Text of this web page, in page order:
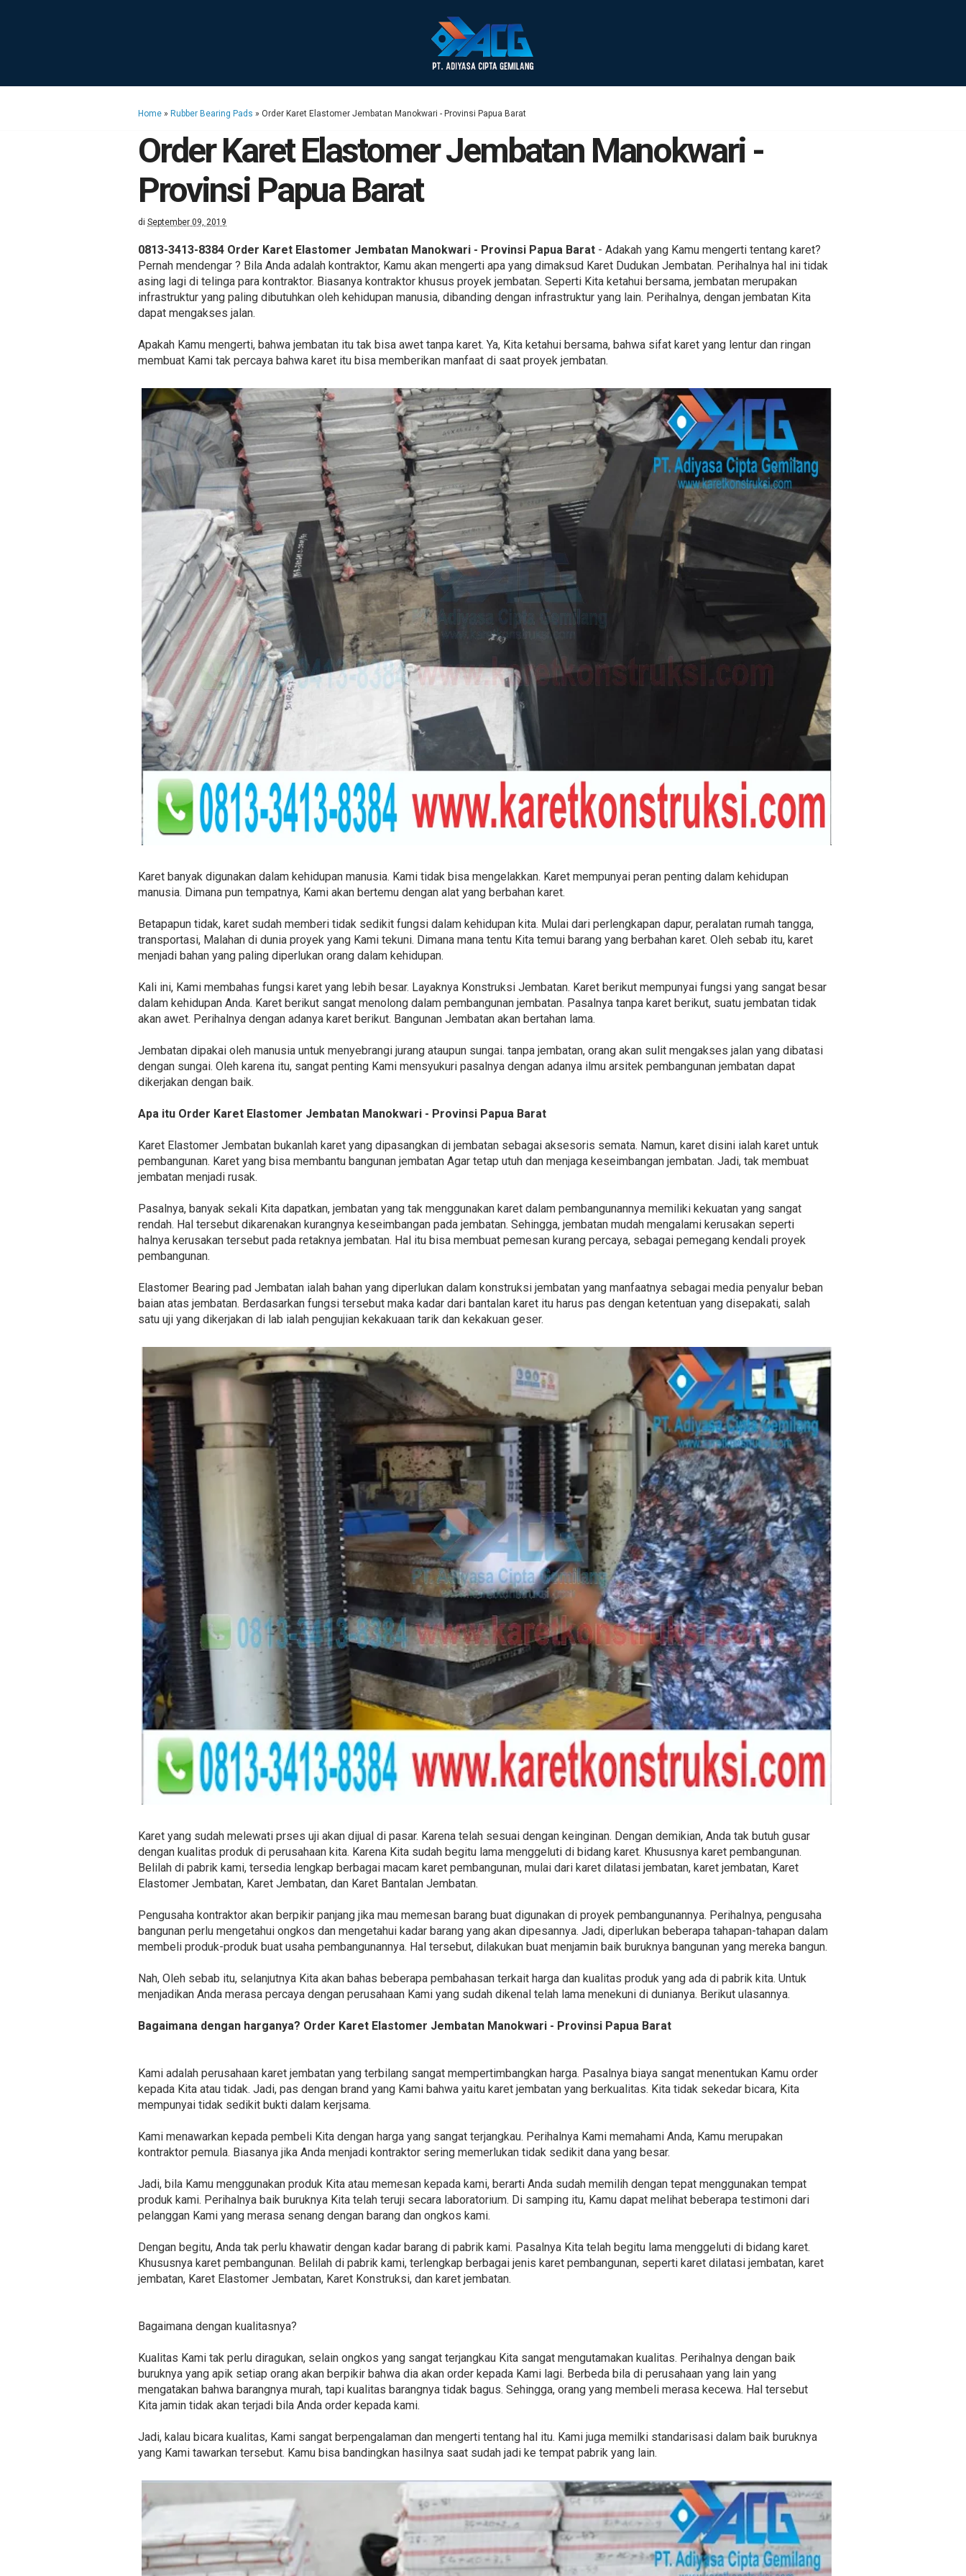
Home » Rubber Bearing Pads » Order Karet Elastomer Jembatan Manokwari - Provinsi Papua Barat
Order Karet Elastomer Jembatan Manokwari -
Provinsi Papua Barat
di September 09, 2019
0813-3413-8384 Order Karet Elastomer Jembatan Manokwari - Provinsi Papua Barat - Adakah yang Kamu mengerti tentang karet?
Pernah mendengar ? Bila Anda adalah kontraktor, Kamu akan mengerti apa yang dimaksud Karet Dudukan Jembatan. Perihalnya hal ini tidak
asing lagi di telinga para kontraktor. Biasanya kontraktor khusus proyek jembatan. Seperti Kita ketahui bersama, jembatan merupakan
infrastruktur yang paling dibutuhkan oleh kehidupan manusia, dibanding dengan infrastruktur yang lain. Perihalnya, dengan jembatan Kita
dapat mengakses jalan.
Apakah Kamu mengerti, bahwa jembatan itu tak bisa awet tanpa karet. Ya, Kita ketahui bersama, bahwa sifat karet yang lentur dan ringan
membuat Kami tak percaya bahwa karet itu bisa memberikan manfaat di saat proyek jembatan.
Karet banyak digunakan dalam kehidupan manusia. Kami tidak bisa mengelakkan. Karet mempunyai peran penting dalam kehidupan
manusia. Dimana pun tempatnya, Kami akan bertemu dengan alat yang berbahan karet.
Betapapun tidak, karet sudah memberi tidak sedikit fungsi dalam kehidupan kita. Mulai dari perlengkapan dapur, peralatan rumah tangga,
transportasi, Malahan di dunia proyek yang Kami tekuni. Dimana mana tentu Kita temui barang yang berbahan karet. Oleh sebab itu, karet
menjadi bahan yang paling diperlukan orang dalam kehidupan.
Kali ini, Kami membahas fungsi karet yang lebih besar. Layaknya Konstruksi Jembatan. Karet berikut mempunyai fungsi yang sangat besar
dalam kehidupan Anda. Karet berikut sangat menolong dalam pembangunan jembatan. Pasalnya tanpa karet berikut, suatu jembatan tidak
akan awet. Perihalnya dengan adanya karet berikut. Bangunan Jembatan akan bertahan lama.
Jembatan dipakai oleh manusia untuk menyebrangi jurang ataupun sungai. tanpa jembatan, orang akan sulit mengakses jalan yang dibatasi
dengan sungai. Oleh karena itu, sangat penting Kami mensyukuri pasalnya dengan adanya ilmu arsitek pembangunan jembatan dapat
dikerjakan dengan baik.
Apa itu Order Karet Elastomer Jembatan Manokwari - Provinsi Papua Barat
Karet Elastomer Jembatan bukanlah karet yang dipasangkan di jembatan sebagai aksesoris semata. Namun, karet disini ialah karet untuk
pembangunan. Karet yang bisa membantu bangunan jembatan Agar tetap utuh dan menjaga keseimbangan jembatan. Jadi, tak membuat
jembatan menjadi rusak.
Pasalnya, banyak sekali Kita dapatkan, jembatan yang tak menggunakan karet dalam pembangunannya memiliki kekuatan yang sangat
rendah. Hal tersebut dikarenakan kurangnya keseimbangan pada jembatan. Sehingga, jembatan mudah mengalami kerusakan seperti
halnya kerusakan tersebut pada retaknya jembatan. Hal itu bisa membuat pemesan kurang percaya, sebagai pemegang kendali proyek
pembangunan.
Elastomer Bearing pad Jembatan ialah bahan yang diperlukan dalam konstruksi jembatan yang manfaatnya sebagai media penyalur beban
baian atas jembatan. Berdasarkan fungsi tersebut maka kadar dari bantalan karet itu harus pas dengan ketentuan yang disepakati, salah
satu uji yang dikerjakan di lab ialah pengujian kekakuaan tarik dan kekakuan geser.
Karet yang sudah melewati prses uji akan dijual di pasar. Karena telah sesuai dengan keinginan. Dengan demikian, Anda tak butuh gusar
dengan kualitas produk di perusahaan kita. Karena Kita sudah begitu lama menggeluti di bidang karet. Khususnya karet pembangunan.
Belilah di pabrik kami, tersedia lengkap berbagai macam karet pembangunan, mulai dari karet dilatasi jembatan, karet jembatan, Karet
Elastomer Jembatan, Karet Jembatan, dan Karet Bantalan Jembatan.
Pengusaha kontraktor akan berpikir panjang jika mau memesan barang buat digunakan di proyek pembangunannya. Perihalnya, pengusaha
bangunan perlu mengetahui ongkos dan mengetahui kadar barang yang akan dipesannya. Jadi, diperlukan beberapa tahapan-tahapan dalam
membeli produk-produk buat usaha pembangunannya. Hal tersebut, dilakukan buat menjamin baik buruknya bangunan yang mereka bangun.
Nah, Oleh sebab itu, selanjutnya Kita akan bahas beberapa pembahasan terkait harga dan kualitas produk yang ada di pabrik kita. Untuk
menjadikan Anda merasa percaya dengan perusahaan Kami yang sudah dikenal telah lama menekuni di dunianya. Berikut ulasannya.
Bagaimana dengan harganya? Order Karet Elastomer Jembatan Manokwari - Provinsi Papua Barat
Kami adalah perusahaan karet jembatan yang terbilang sangat mempertimbangkan harga. Pasalnya biaya sangat menentukan Kamu order
kepada Kita atau tidak. Jadi, pas dengan brand yang Kami bahwa yaitu karet jembatan yang berkualitas. Kita tidak sekedar bicara, Kita
mempunyai tidak sedikit bukti dalam kerjsama.
Kami menawarkan kepada pembeli Kita dengan harga yang sangat terjangkau. Perihalnya Kami memahami Anda, Kamu merupakan
kontraktor pemula. Biasanya jika Anda menjadi kontraktor sering memerlukan tidak sedikit dana yang besar.
Jadi, bila Kamu menggunakan produk Kita atau memesan kepada kami, berarti Anda sudah memilih dengan tepat menggunakan tempat
produk kami. Perihalnya baik buruknya Kita telah teruji secara laboratorium. Di samping itu, Kamu dapat melihat beberapa testimoni dari
pelanggan Kami yang merasa senang dengan barang dan ongkos kami.
Dengan begitu, Anda tak perlu khawatir dengan kadar barang di pabrik kami. Pasalnya Kita telah begitu lama menggeluti di bidang karet.
Khususnya karet pembangunan. Belilah di pabrik kami, terlengkap berbagai jenis karet pembangunan, seperti karet dilatasi jembatan, karet
jembatan, Karet Elastomer Jembatan, Karet Konstruksi, dan karet jembatan.
Bagaimana dengan kualitasnya?
Kualitas Kami tak perlu diragukan, selain ongkos yang sangat terjangkau Kita sangat mengutamakan kualitas. Perihalnya dengan baik
buruknya yang apik setiap orang akan berpikir bahwa dia akan order kepada Kami lagi. Berbeda bila di perusahaan yang lain yang
mengatakan bahwa barangnya murah, tapi kualitas barangnya tidak bagus. Sehingga, orang yang membeli merasa kecewa. Hal tersebut
Kita jamin tidak akan terjadi bila Anda order kepada kami.
Jadi, kalau bicara kualitas, Kami sangat berpengalaman dan mengerti tentang hal itu. Kami juga memilki standarisasi dalam baik buruknya
yang Kami tawarkan tersebut. Kamu bisa bandingkan hasilnya saat sudah jadi ke tempat pabrik yang lain.